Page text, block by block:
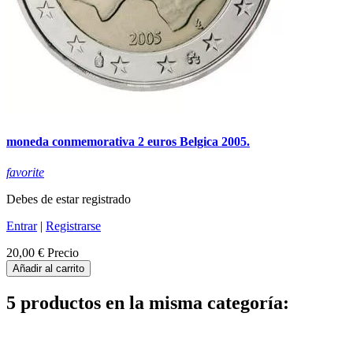
moneda conmemorativa 2 euros Belgica 2005.
favorite
Debes de estar registrado
Entrar| Registrarse
20,00 € Precio
Añadir al carrito
5 productos en la misma categoría: